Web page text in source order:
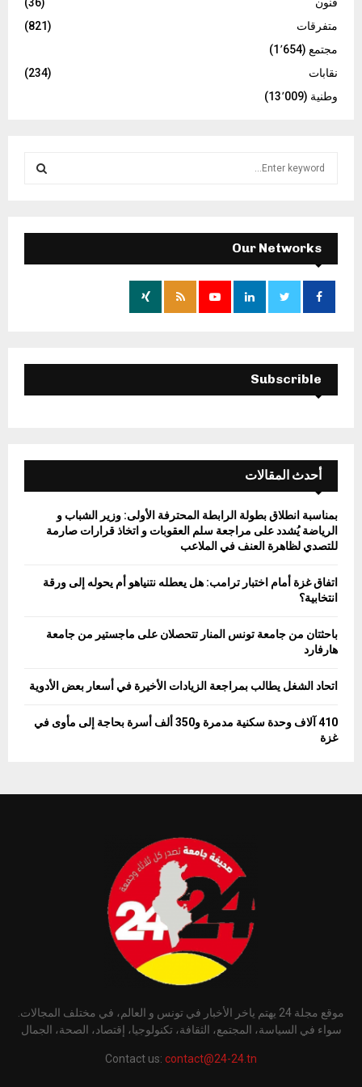
متفرقات
(821)
مجتمع (1٬654)
نقابات
(234)
وطنية (13٬009)
f
o
E
A
H
Our Networks
Subscrible
أحدث المقالات
بمناسبة انطلاق بطولة الرابطة المحترفة الأولى: وزير الشباب و
الرياضة يُشدد على مراجعة سلم العقوبات و اتخاذ قرارات صارمة
للتصدي لظاهرة العنف في الملاعب
اتفاق غزة أمام اختبار ترامب: هل يعطله نتنياهو أم يحوله إلى ورقة
انتخابية؟
باحثتان من جامعة تونس المنار تتحصلان على ماجستير من جامعة
هارفارد
اتحاد الشغل يطالب بمراجعة الزيادات الأخيرة في أسعار بعض الأدوية
410 آلاف وحدة سكنية مدمرة و350 ألف أسرة بحاجة إلى مأوى في
غزة
موقع مجلة 24 يهتم ياخر الأخبار في تونس و العالم، في مختلف المجالات.
سواء في السياسة، المجتمع، الثقافة، تكنولوجيا، إقتصاد، الصحة، الجمال
Contact us: contact@24-24.tn